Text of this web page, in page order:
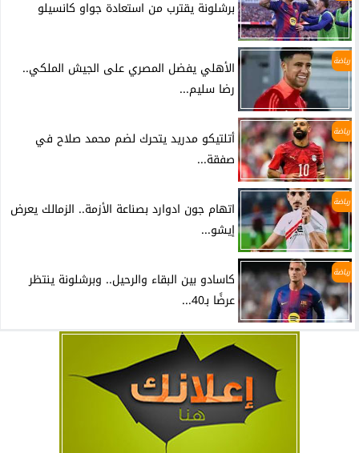
برشلونة يقترب من استعادة جواو كانسيلو
رياضة
الأهلي يفضل المصري على الجيش الملكي..
رضا سليم...
رياضة
أتلتيكو مدريد يتحرك لضم محمد صلاح في
صفقة...
رياضة
اتهام جون ادوارد بصناعة الأزمة.. الزمالك يعرض
إيشو...
رياضة
كاسادو بين البقاء والرحيل.. وبرشلونة ينتظر
عرضًا بـ40...